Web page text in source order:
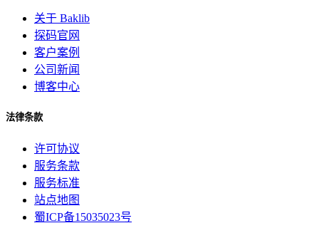
关于 Baklib
探码官网
客户案例
公司新闻
博客中心
法律条款
许可协议
服务条款
服务标准
站点地图
蜀ICP备15035023号